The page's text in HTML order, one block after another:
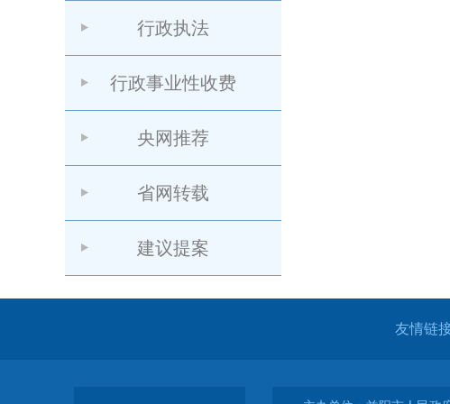
行政执法
行政事业性收费
央网推荐
省网转载
建议提案
友情链